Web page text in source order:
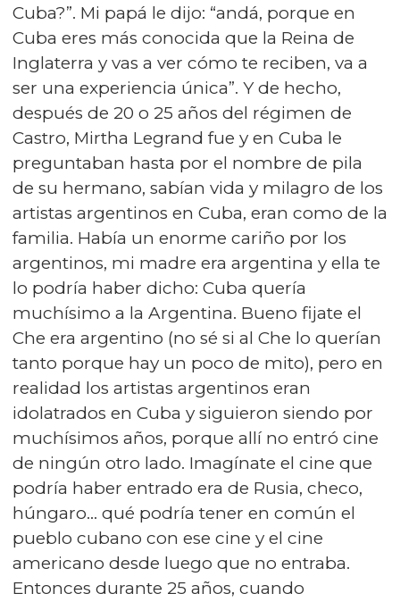
Cuba?”. Mi papá le dijo: “andá, porque en
Cuba eres más conocida que la Reina de
Inglaterra y vas a ver cómo te reciben, va a
ser una experiencia única”. Y de hecho,
después de 20 o 25 años del régimen de
Castro, Mirtha Legrand fue y en Cuba le
preguntaban hasta por el nombre de pila
de su hermano, sabían vida y milagro de los
artistas argentinos en Cuba, eran como de la
familia. Había un enorme cariño por los
argentinos, mi madre era argentina y ella te
lo podría haber dicho: Cuba quería
muchísimo a la Argentina. Bueno fijate el
Che era argentino (no sé si al Che lo querían
tanto porque hay un poco de mito), pero en
realidad los artistas argentinos eran
idolatrados en Cuba y siguieron siendo por
muchísimos años, porque allí no entró cine
de ningún otro lado. Imagínate el cine que
podría haber entrado era de Rusia, checo,
húngaro… qué podría tener en común el
pueblo cubano con ese cine y el cine
americano desde luego que no entraba.
Entonces durante 25 años, cuando